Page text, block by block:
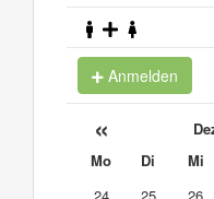
Anmelden
«
Mo Di Mi